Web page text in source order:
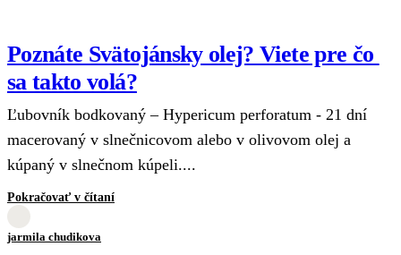
Poznáte Svätojánsky olej? Viete pre čo
sa takto volá?
Ľubovník bodkovaný – Hypericum perforatum - 21 dní
macerovaný v slnečnicovom alebo v olivovom olej a
kúpaný v slnečnom kúpeli....
Pokračovať v čítaní
jarmila chudikova